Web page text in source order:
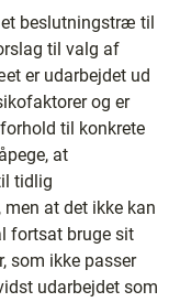
et beslutningstræ til
til valg af
er udarbejdet ud
og er
til konkrete
at
tidlig
at det ikke kan
fortsat bruge sit
som ikke passer
udarbejdet som